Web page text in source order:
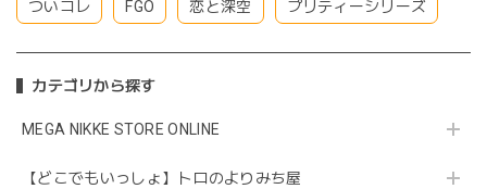
ついコレ FGO 恋と深空 プリティーシリーズ
カテゴリから探す
MEGA NIKKE STORE ONLINE
【どこでもいっしょ】トロのよりみち屋